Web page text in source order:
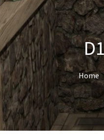
Home